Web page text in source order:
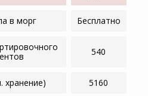
в морг Бесплатно
540
хранение) 5160